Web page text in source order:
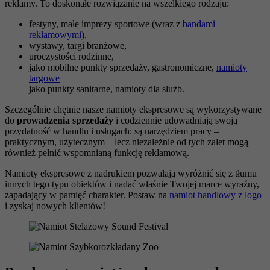
reklamy. To doskonałe rozwiązanie na wszelkiego rodzaju:
festyny, małe imprezy sportowe (wraz z bandami
reklamowymi),
wystawy, targi branżowe,
uroczystości rodzinne,
jako mobilne punkty sprzedaży, gastronomiczne, namioty
targowe
jako punkty sanitarne, namioty dla służb.
Szczególnie chętnie nasze namioty ekspresowe są wykorzystywane
do prowadzenia sprzedaży i codziennie udowadniają swoją
przydatność w handlu i usługach: są narzędziem pracy –
praktycznym, użytecznym – lecz niezależnie od tych zalet mogą
również pełnić wspomnianą funkcję reklamową.
Namioty ekspresowe z nadrukiem pozwalają wyróżnić się z tłumu
innych tego typu obiektów i nadać właśnie Twojej marce wyraźny,
zapadający w pamięć charakter. Postaw na namiot handlowy z logo
i zyskaj nowych klientów!